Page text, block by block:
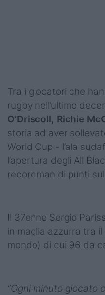
Tra i giocatori che
rugby nell’ultimo
O’Driscoll, Richie
storia ad aver
World Cup - l’ala
l’apertura degli All
recordman di punti
Il 37enne Sergio
in maglia azzurra tra
mondo) di cui 96 da
“Ogni minuto giocato